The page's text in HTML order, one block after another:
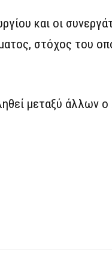
και οι
στόχος του
μεταξύ άλλων ο